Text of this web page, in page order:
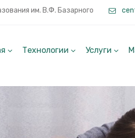
им. В.Ф. Базарного
Технологии Услуги